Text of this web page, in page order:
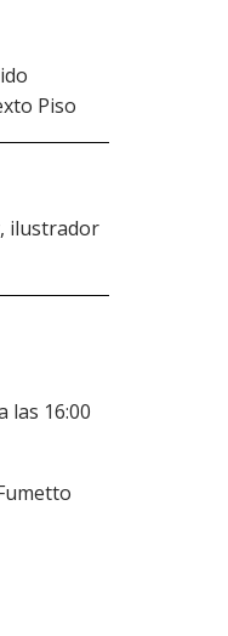
Piso
ilustrador
las 16:00